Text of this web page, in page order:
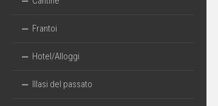
Frantoi
Hotel/Alloggi
Illasi del passato